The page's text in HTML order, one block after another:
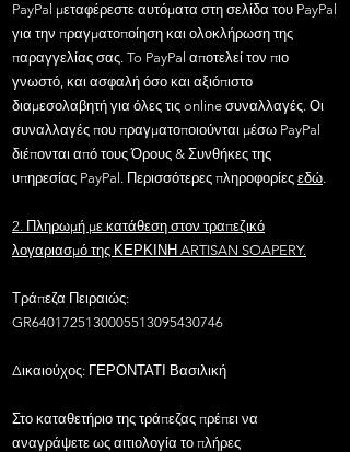
PayPal μεταφέρεστε αυτόματα στη σελίδα του PayPal
για την πραγματοποίηση και ολοκλήρωση της
παραγγελίας σας. To PayPal αποτελεί τον πιο
γνωστό, και ασφαλή όσο και αξιόπιστο
διαμεσολαβητή για όλες τις online συναλλαγές. Οι
συναλλαγές που πραγματοποιούνται μέσω PayPal
διέπονται από τους Όρους & Συνθήκες της
υπηρεσίας PayPal. Περισσότερες πληροφορίες εδώ.
2. Πληρωμή με κατάθεση στον τραπεζικό
λογαριασμό της ΚΕΡΚΙΝΗ ARTISAN SOAPERY.
Τράπεζα Πειραιώς:
GR6401725130005513095430746
Δικαιούχος: ΓΕΡΟΝΤΑΤΙ Βασιλική
Στο καταθετήριο της τράπεζας πρέπει να
αναγράψετε ως αιτιολογία το πλήρες